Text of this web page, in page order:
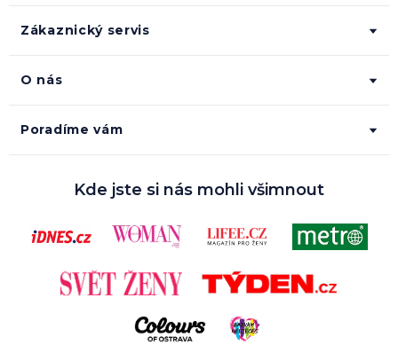
Zákaznický servis
O nás
Poradíme vám
Kde jste si nás mohli všimnout